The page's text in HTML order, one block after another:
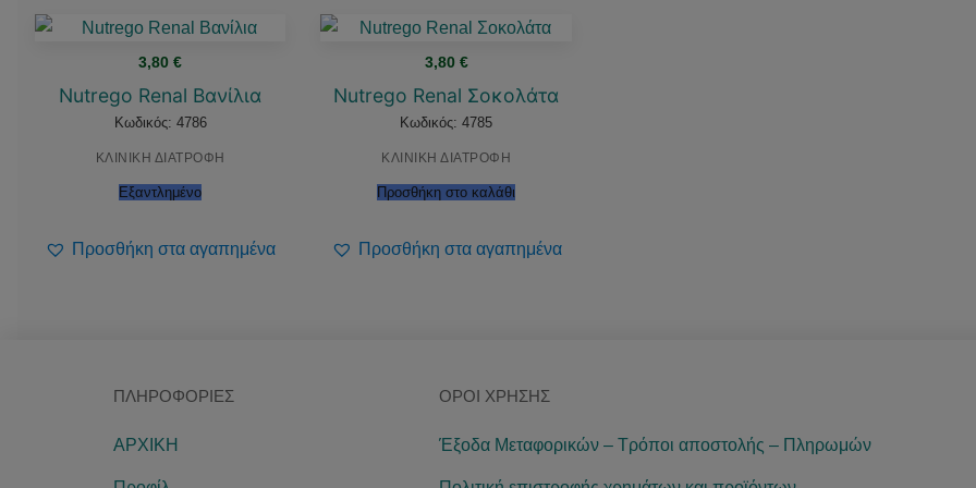
3,80€
Nutrego Renal Βανίλια
Κωδικός: 4786
ΚΛΙΝΙΚΗ ΔΙΑΤΡΟΦΗ
Εξαντλημένο
Προσθήκη στα αγαπημένα
3,80 €
Nutrego Renal Σοκολάτα
Κωδικός: 4785
ΚΛΙΝΙΚΗ ΔΙΑΤΡΟΦΗ
Προσθήκη στο καλάθι
Προσθήκη στα αγαπημένα
ΠΛΗΡΟΦΟΡΊΕΣ
ΑΡΧΙΚΗ
ΌΡΟΙ ΧΡΉΣΗΣ
Έξοδα Μεταφορικών – Τρόποι αποστολής – Πληρωμών